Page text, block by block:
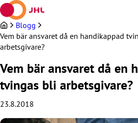
Hoppa
till
innehållet
Blogg
Vem bär ansvaret då en handikappad
arbetsgivare?
Vem bär ansvaret då en
tvingas bli arbetsgivare?
23.8.2018